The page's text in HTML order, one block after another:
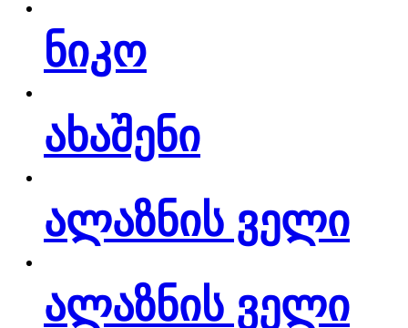
ნიკო
ახაშენი
ალაზნის ველი
ალაზნის ველი